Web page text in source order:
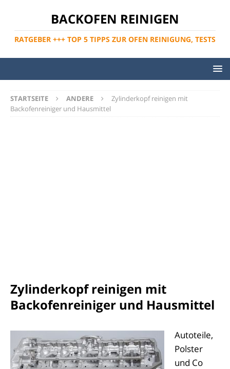
BACKOFEN REINIGEN
RATGEBER +++ TOP 5 TIPPS ZUR OFEN REINIGUNG, TESTS
STARTSEITE ANDERE
Zylinderkopf reinigen mit
Backofenreiniger und Hausmittel
Zylinderkopf reinigen mit
Backofenreiniger und Hausmittel
Autoteile,
Polster
und Co